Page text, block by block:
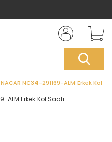
NACAR NC34-291169-ALM Erkek Kol